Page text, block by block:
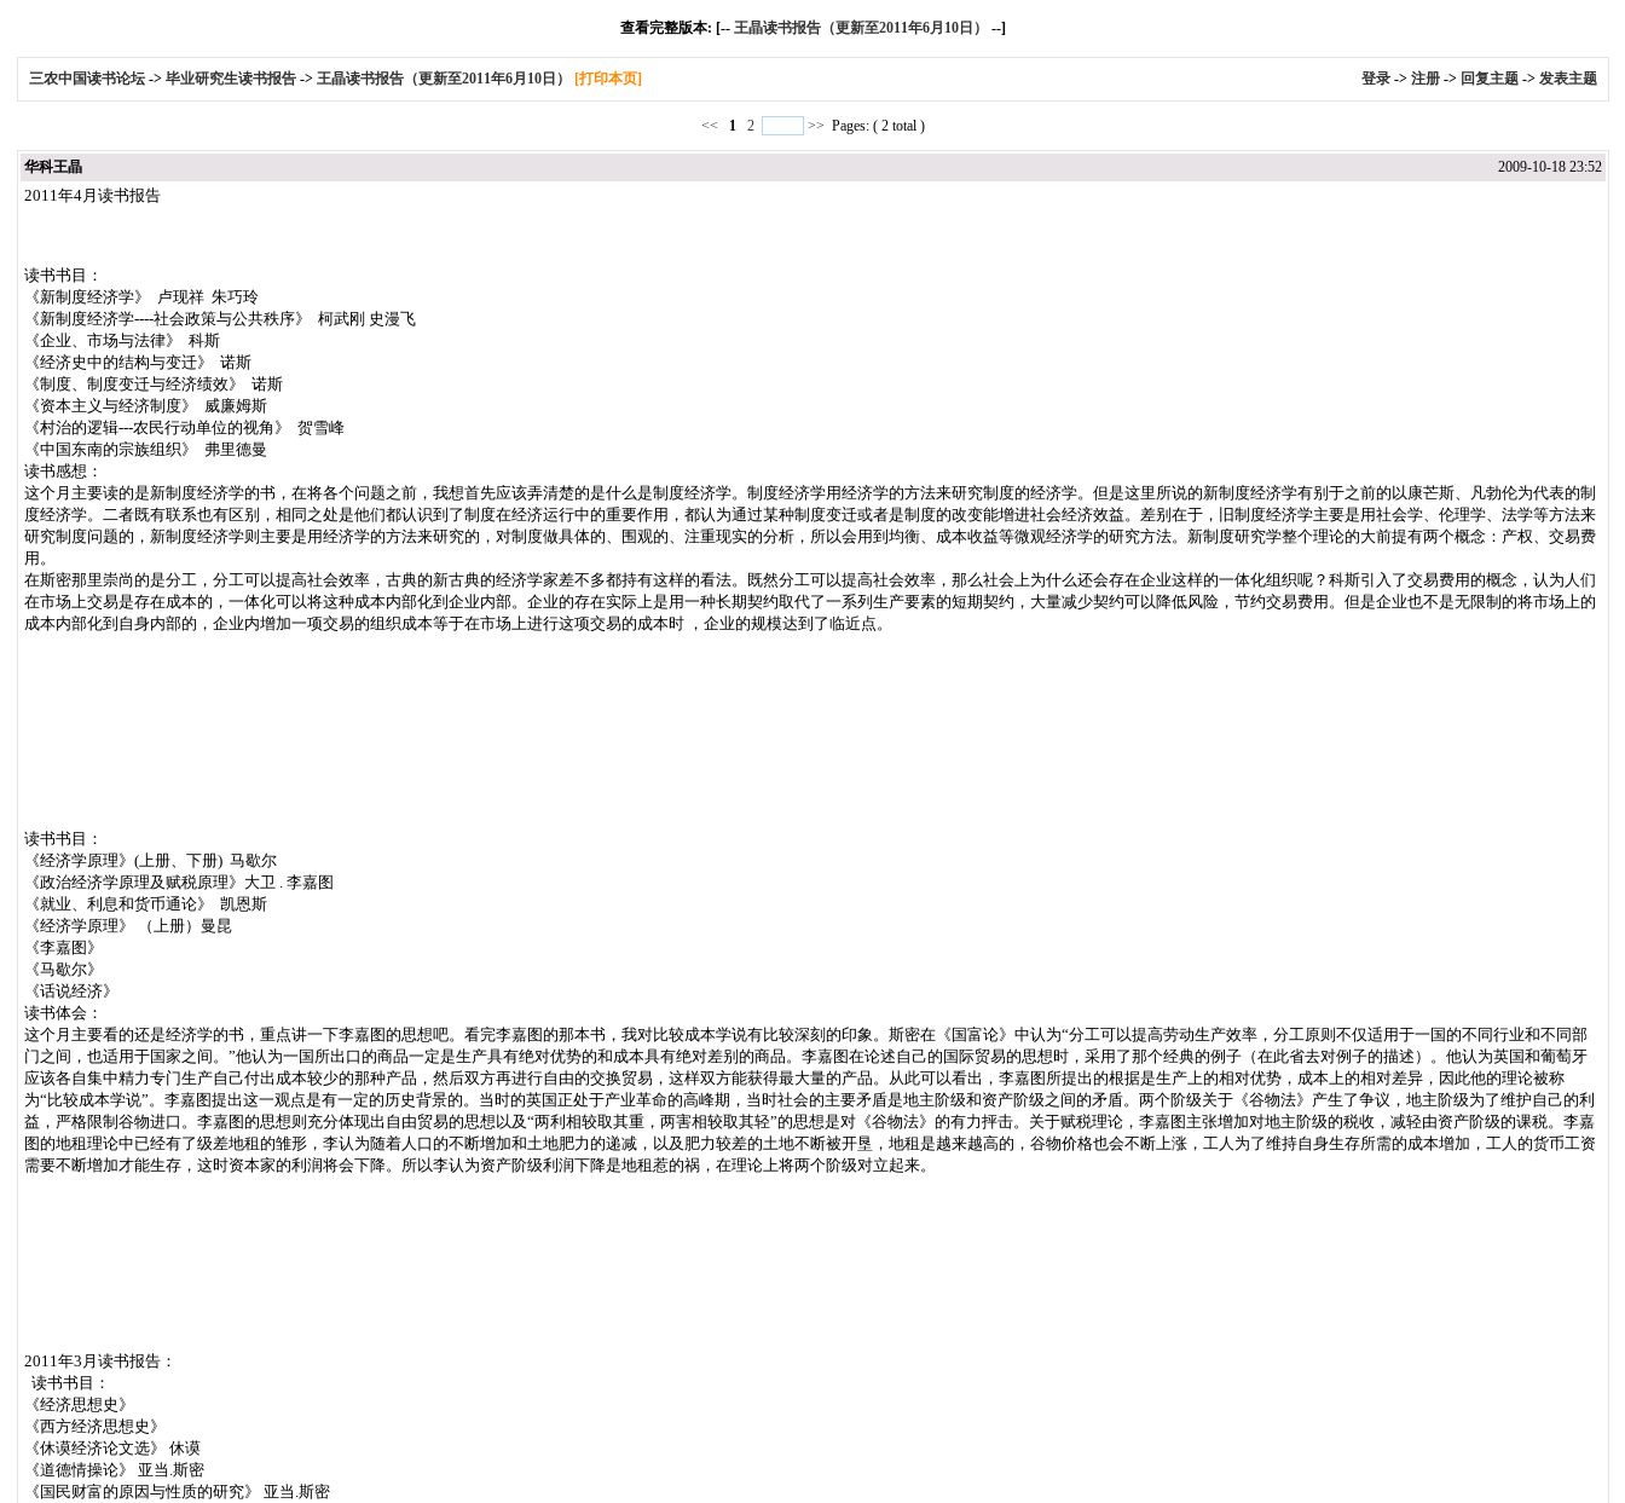
查看完整版本: [-- 王晶读书报告（更新至2011年6月10日） --]
三农中国读书论坛 -> 毕业研究生读书报告-> 王晶读书报告（更新至2011年6月10日） [打印本页] 登录-> 注册-> 回复主题-> 发表主题
<< 1 2 >> Pages: ( 2 total )
华科王晶 2009-10-18 23:52
2011年4月读书报告
读书书目：
《新制度经济学》 卢现祥 朱巧玲
《新制度经济学----社会政策与公共秩序》 柯武刚 史漫飞
《企业、市场与法律》 科斯
《经济史中的结构与变迁》 诺斯
《制度、制度变迁与经济绩效》 诺斯
《资本主义与经济制度》 威廉姆斯
《村治的逻辑---农民行动单位的视角》 贺雪峰
《中国东南的宗族组织》 弗里德曼
读书感想：
这个月主要读的是新制度经济学的书，在将各个问题之前，我想首先应该弄清楚的是什么是制度经济学。制度经济学用经济学的方法来研究制度的经济学。但是这里所说的新制度经济学有别于之前的以康芒斯、凡勃伦为代表的制
度经济学。二者既有联系也有区别，相同之处是他们都认识到了制度在经济运行中的重要作用，都认为通过某种制度变迁或者是制度的改变能增进社会经济效益。差别在于，旧制度经济学主要是用社会学、伦理学、法学等方法来
研究制度问题的，新制度经济学则主要是用经济学的方法来研究的，对制度做具体的、围观的、注重现实的分析，所以会用到均衡、成本收益等微观经济学的研究方法。新制度研究学整个理论的大前提有两个概念：产权、交易费
用。
在斯密那里崇尚的是分工，分工可以提高社会效率，古典的新古典的经济学家差不多都持有这样的看法。既然分工可以提高社会效率，那么社会上为什么还会存在企业这样的一体化组织呢？科斯引入了交易费用的概念，认为人们
在市场上交易是存在成本的，一体化可以将这种成本内部化到企业内部。企业的存在实际上是用一种长期契约取代了一系列生产要素的短期契约，大量减少契约可以降低风险，节约交易费用。但是企业也不是无限制的将市场上的
成本内部化到自身内部的，企业内增加一项交易的组织成本等于在市场上进行这项交易的成本时 ，企业的规模达到了临近点。
读书书目：
《经济学原理》(上册、下册) 马歇尔
《政治经济学原理及赋税原理》大卫 . 李嘉图
《就业、利息和货币通论》 凯恩斯
《经济学原理》 （上册）曼昆
《李嘉图》
《马歇尔》
《话说经济》
读书体会：
这个月主要看的还是经济学的书，重点讲一下李嘉图的思想吧。看完李嘉图的那本书，我对比较成本学说有比较深刻的印象。斯密在《国富论》中认为“分工可以提高劳动生产效率，分工原则不仅适用于一国的不同行业和不同部
门之间，也适用于国家之间。”他认为一国所出口的商品一定是生产具有绝对优势的和成本具有绝对差别的商品。李嘉图在论述自己的国际贸易的思想时，采用了那个经典的例子（在此省去对例子的描述）。他认为英国和葡萄牙
应该各自集中精力专门生产自己付出成本较少的那种产品，然后双方再进行自由的交换贸易，这样双方能获得最大量的产品。从此可以看出，李嘉图所提出的根据是生产上的相对优势，成本上的相对差异，因此他的理论被称
为“比较成本学说”。李嘉图提出这一观点是有一定的历史背景的。当时的英国正处于产业革命的高峰期，当时社会的主要矛盾是地主阶级和资产阶级之间的矛盾。两个阶级关于《谷物法》产生了争议，地主阶级为了维护自己的利
益，严格限制谷物进口。李嘉图的思想则充分体现出自由贸易的思想以及“两利相较取其重，两害相较取其轻”的思想是对《谷物法》的有力抨击。关于赋税理论，李嘉图主张增加对地主阶级的税收，减轻由资产阶级的课税。李嘉
图的地租理论中已经有了级差地租的雏形，李认为随着人口的不断增加和土地肥力的递减，以及肥力较差的土地不断被开垦，地租是越来越高的，谷物价格也会不断上涨，工人为了维持自身生存所需的成本增加，工人的货币工资
需要不断增加才能生存，这时资本家的利润将会下降。所以李认为资产阶级利润下降是地租惹的祸，在理论上将两个阶级对立起来。
2011年3月读书报告：
读书书目：
《经济思想史》
《西方经济思想史》
《休谟经济论文选》 休谟
《道德情操论》 亚当.斯密
《国民财富的原因与性质的研究》 亚当.斯密